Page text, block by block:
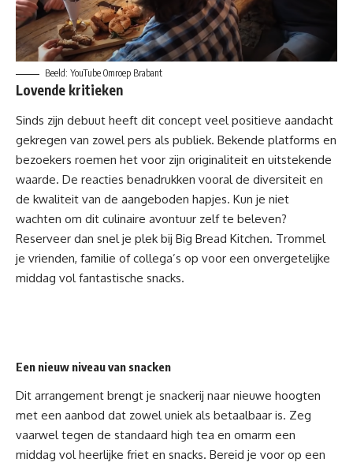
Beeld: YouTube Omroep Brabant
Lovende kritieken
Sinds zijn debuut heeft dit concept veel positieve aandacht
gekregen van zowel pers als publiek. Bekende platforms en
bezoekers roemen het voor zijn originaliteit en uitstekende
waarde. De reacties benadrukken vooral de diversiteit en
de kwaliteit van de aangeboden hapjes. Kun je niet
wachten om dit culinaire avontuur zelf te beleven?
Reserveer dan snel je plek bij Big Bread Kitchen. Trommel
je vrienden, familie of collega’s op voor een onvergetelijke
middag vol fantastische snacks.
Een nieuw niveau van snacken
Dit arrangement brengt je snackerij naar nieuwe hoogten
met een aanbod dat zowel uniek als betaalbaar is. Zeg
vaarwel tegen de standaard high tea en omarm een
middag vol heerlijke friet en snacks. Bereid je voor op een